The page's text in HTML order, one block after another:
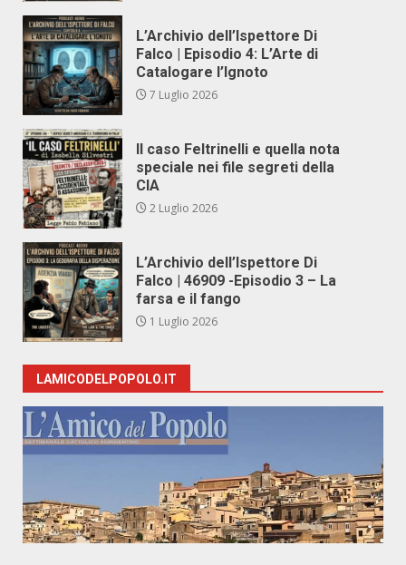
L’Archivio dell’Ispettore Di
Falco | Episodio 4: L’Arte di
Catalogare l’Ignoto
7 Luglio 2026
Il caso Feltrinelli e quella nota
speciale nei file segreti della
CIA
2 Luglio 2026
L’Archivio dell’Ispettore Di
Falco | 46909 -Episodio 3 – La
farsa e il fango
1 Luglio 2026
LAMICODELPOPOLO.IT